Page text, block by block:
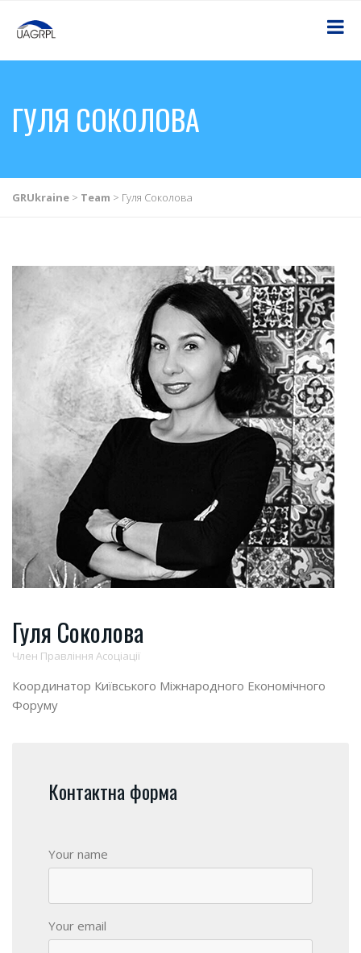
ГУЛЯ СОКОЛОВА
GRUkraine > Team > Гуля Соколова
Гуля Соколова
Член Правління Асоціації
Координатор Київського Міжнародного Економічного
Форуму
Контактна форма
Your name
Your email